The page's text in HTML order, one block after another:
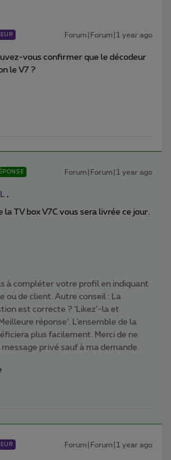
Forum|Forum|1 year ago
vous confirmer que le décodeur
le V7 ?
Forum|Forum|1 year ago
,
TV box V7C vous sera livrée ce jour.
à compléter votre profil en indiquant
ou de client. Autre conseil : La
est correcte ? ‘Likez’-la et
réponse’. L’ensemble de la
plus facilement. Merci de ne
privé sauf à ma demande.
Forum|Forum|1 year ago